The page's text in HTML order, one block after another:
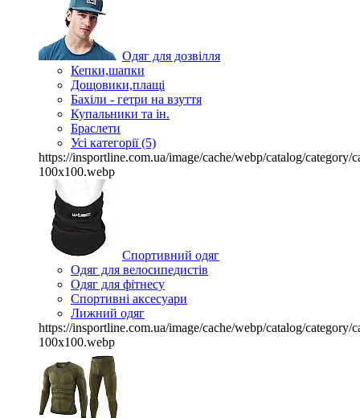
Одяг для дозвілля
Кепки,шапки
Дощовики,плащі
Бахіли - гетри на взуття
Купальники та ін.
Браслети
Усі категорії (5)
https://insportline.com.ua/image/cache/webp/catalog/category/
100x100.webp
Спортивний одяг
Одяг для велосипедистів
Одяг для фітнесу
Спортивні аксесуари
Лижний одяг
https://insportline.com.ua/image/cache/webp/catalog/category/
100x100.webp